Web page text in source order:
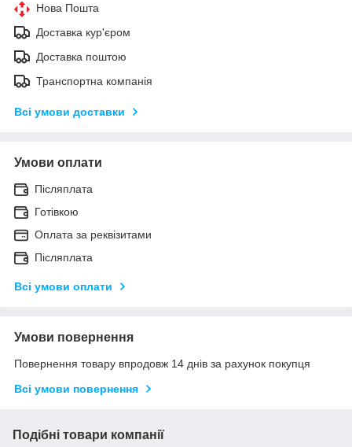
Нова Пошта
Доставка кур'єром
Доставка поштою
Транспортна компанія
Всі умови доставки
Умови оплати
Післяплата
Готівкою
Оплата за реквізитами
Післяплата
Всі умови оплати
Умови повернення
Повернення товару впродовж 14 днів за рахунок покупця
Всі умови повернення
Подібні товари компанії